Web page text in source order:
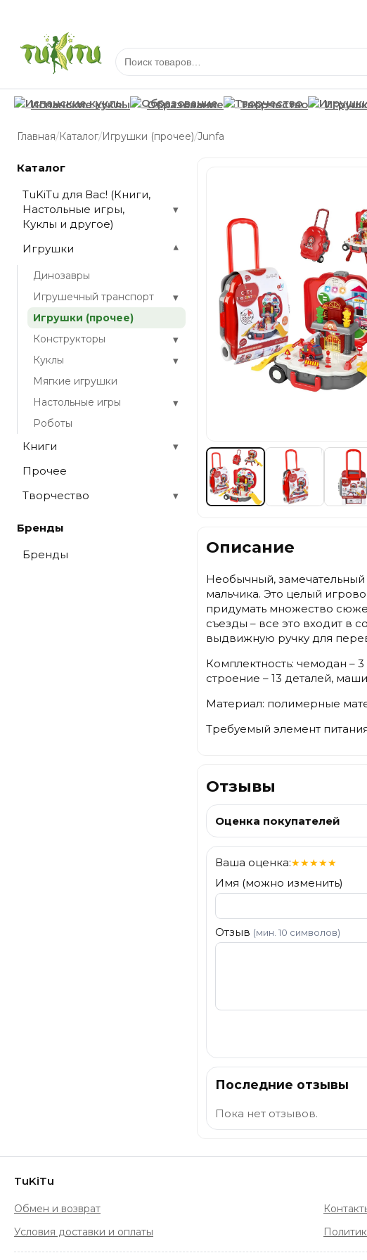
Испанские куклы Образование Творчество
Главная/Каталог/Игрушки (прочее)/Junfa
Каталог
TuKiTu для Вас! (Книги,
Настольные игры,
Куклы и другое)
▾
Игрушки ▾
Динозавры
Игрушечный транспорт
▾
Игрушки (прочее)
Конструкторы
▾
Куклы ▾
Мягкие игрушки
Настольные игры
▾
Роботы
Книги
▾
Прочее
Творчество
▾
Бренды
Бренды
Описание
Необычный,
мальчика. Это целый
придумать множество
съезды – все это входит в
выдвижную ручку для
Комплектность: чемодан –
строение – 13 деталей,
Материал: полимерные
Требуемый элемент
Отзывы
Оценка покупателей
Ваша оценка:★★★★★
Имя (можно изменить)
Отзыв (мин. 10 символов)
Последние отзывы
Пока нет отзывов.
TuKiTu
Обмен и возврат
Условия доставки и оплаты